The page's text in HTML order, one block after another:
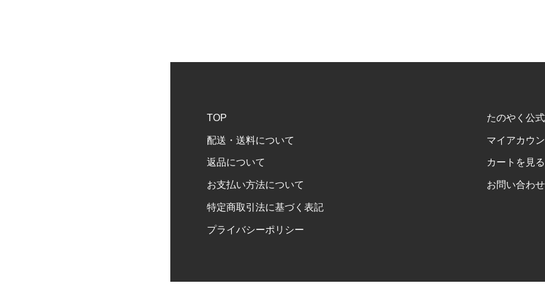
TOP
配送・送料について
返品について
お支払い方法について
特定商取引法に基づく表記
プライバシーポリシー
たのやく公
マイアカウ
カートを見る
お問い合わせ